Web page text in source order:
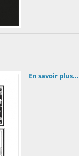
En savoir plus...